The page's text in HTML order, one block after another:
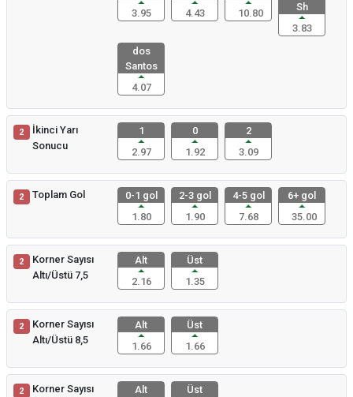
3.95
4.43
10.80
Sh
3.83
dos
Santos
4.07
2
İkinci Yarı
Sonucu
1
2.97
0
1.92
2
3.09
2 Toplam Gol
0-1 gol
1.80
2-3 gol
1.90
4-5 gol
7.68
6+ gol
35.00
2
Korner Sayısı
Altı/Üstü 7,5
Alt
2.16
Üst
1.35
2
Korner Sayısı
Altı/Üstü 8,5
Alt
1.66
Üst
1.66
2
Korner Sayısı
Alt
Üst